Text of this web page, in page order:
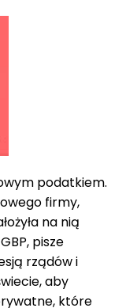
podatkiem.
firmy,
na nią
pisze
rządów i
aby
które